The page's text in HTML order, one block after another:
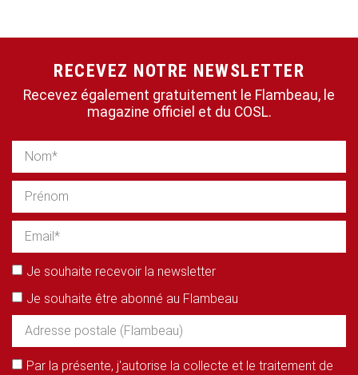
RECEVEZ NOTRE NEWSLETTER
Recevez également gratuitement le Flambeau, le
magazine officiel et du COSL.
Je souhaite recevoir la newsletter
Je souhaite être abonné au Flambeau
Par la présente, j'autorise la collecte et le traitement de